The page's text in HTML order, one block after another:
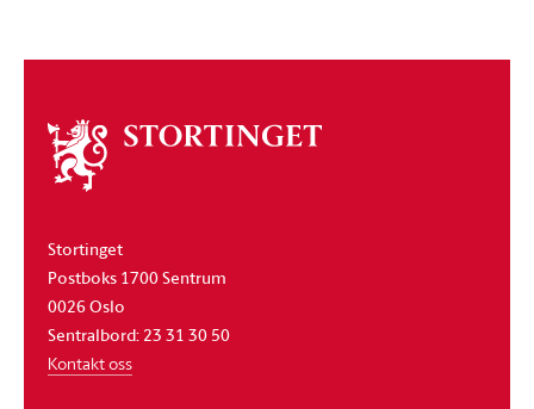
Om
stortinget
Stortinget
Postboks 1700 Sentrum
0026 Oslo
Sentralbord: 23 31 30 50
Kontakt oss